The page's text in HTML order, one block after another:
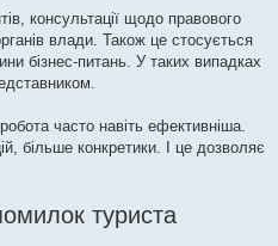
консультації щодо правового
влади. Також це стосується
бізнес-питань. У таких випадках
часто навіть ефективніша.
більше конкретики. І це дозволяє
туриста